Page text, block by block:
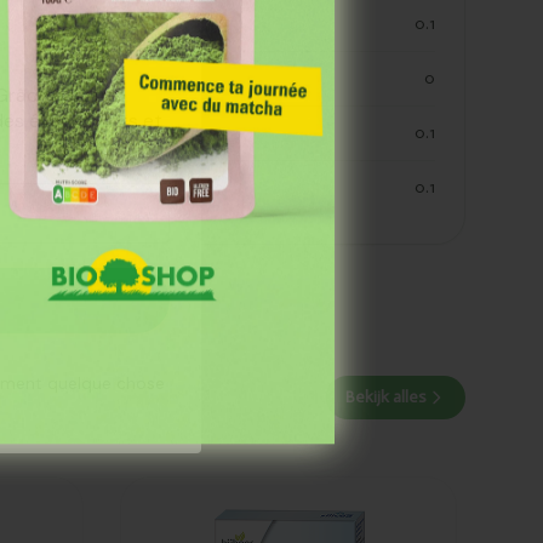
koolhydraaten suiker 0.1
vezels 0
eiwitten 0.1
zout 0.1
Bekijk alles
à notre
événements et
quelque chose